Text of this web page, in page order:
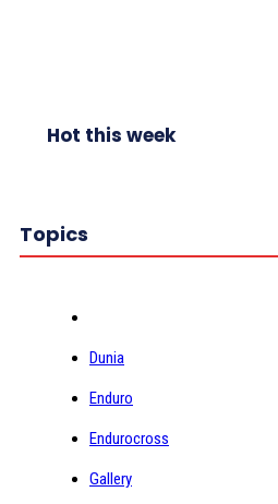
Hot this week
Topics
Dunia
Enduro
Endurocross
Gallery